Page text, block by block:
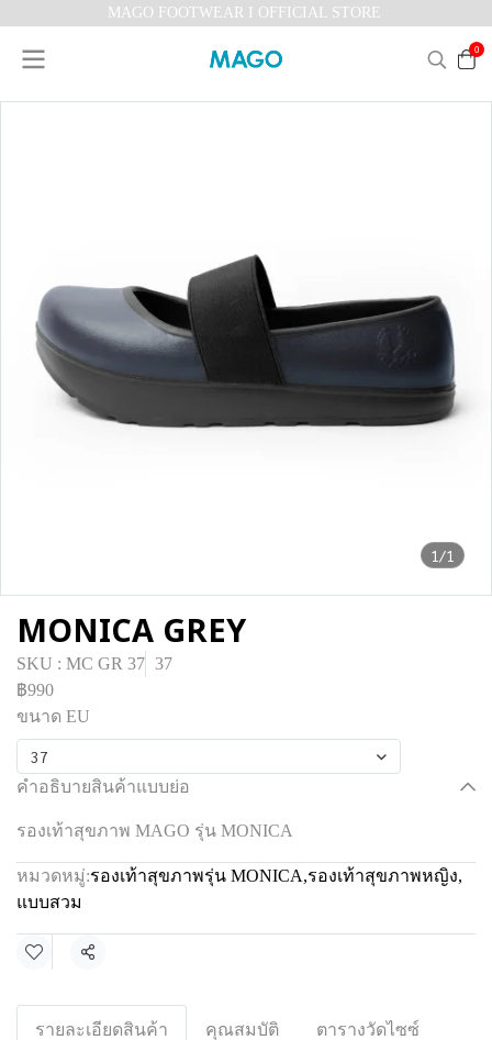
MAGO FOOTWEAR I OFFICIAL STORE
0
1/1
MONICA GREY
SKU : MC GR 37 37
฿990
ขนาด EU
37
คำอธิบายสินค้าแบบย่อ
รองเท้าสุขภาพ MAGO รุ่น MONICA
หมวดหมู่:รองเท้าสุขภาพรุ่น MONICA,รองเท้าสุขภาพหญิง,
แบบสวม
แชร์
รายละเอียดสินค้า คุณสมบัติ ตารางวัดไซซ์